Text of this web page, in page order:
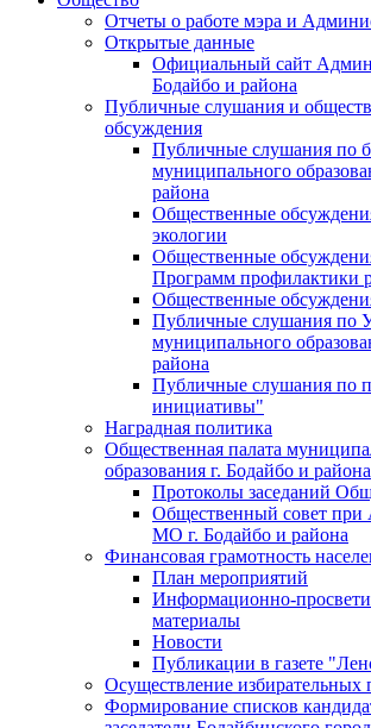
Отчеты о работе мэра и
Открытые данные
Официальный сайт
Бодайбо и района
Публичные слушания и
обсуждения
Публичные слушания по
муниципального
района
Общественные
экологии
Общественные
Программ профилактики
Общественные
Публичные слушания по
муниципального
района
Публичные слушания по
инициативы"
Наградная политика
Общественная палата
образования г. Бодайбо и района
Протоколы заседаний
Общественный совет при
МО г. Бодайбо и района
Финансовая грамотность
План мероприятий
Информационно-
материалы
Новости
Публикации в газете
Осуществление избирательных
Формирование списков